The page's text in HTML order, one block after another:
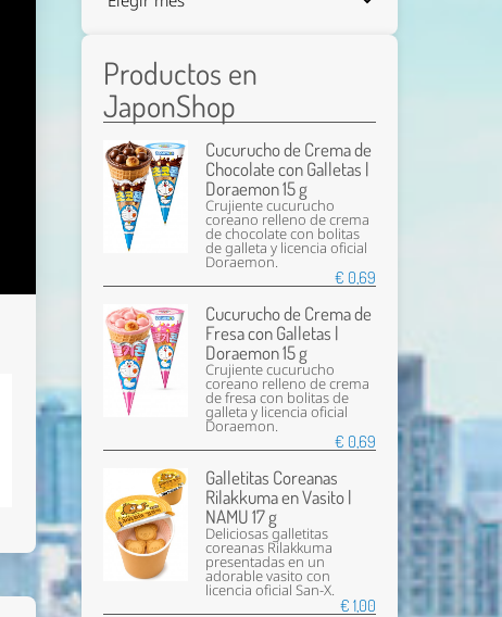
Productos en
JaponShop
Cucurucho de Crema de
Chocolate con Galletas |
Doraemon 15 g
Crujiente cucurucho
coreano relleno de crema
de chocolate con bolitas
de galleta y licencia oficial
Doraemon.
€ 0,69
Cucurucho de Crema de
Fresa con Galletas |
Doraemon 15 g
Crujiente cucurucho
coreano relleno de crema
de fresa con bolitas de
galleta y licencia oficial
Doraemon.
€ 0,69
Galletitas Coreanas
Rilakkuma en Vasito |
NAMU 17 g
Deliciosas galletitas
coreanas Rilakkuma
presentadas en un
adorable vasito con
licencia oficial San-X.
€ 1,00